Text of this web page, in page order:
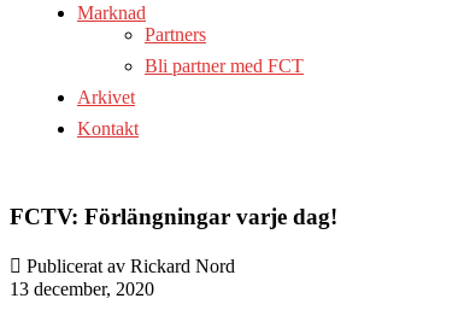
Marknad
Partners
Bli partner med FCT
Arkivet
Kontakt
FCTV: Förlängningar varje dag!
Publicerat av Rickard Nord
13 december, 2020